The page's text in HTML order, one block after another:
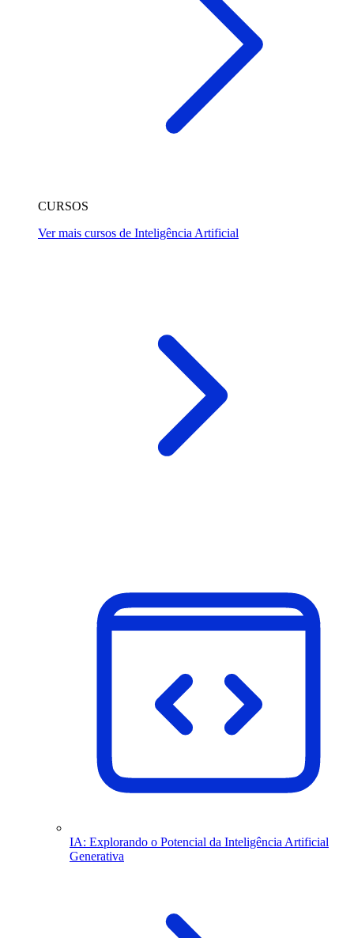
CURSOS
Ver mais cursos de Inteligência Artificial
IA: Explorando o Potencial da Inteligência Artificial
Generativa